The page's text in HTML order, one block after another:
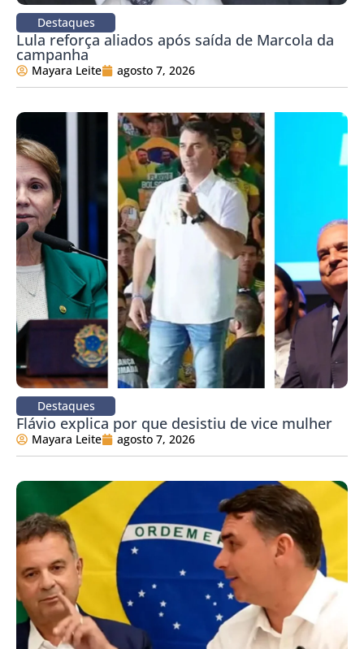
Destaques
Lula reforça aliados após saída de Marcola da
campanha
Mayara Leite agosto 7, 2026
Destaques
Flávio explica por que desistiu de vice mulher
Mayara Leite agosto 7, 2026